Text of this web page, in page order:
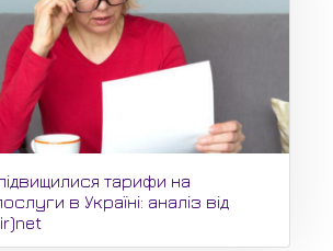
тарифи на
в Україні: аналіз від